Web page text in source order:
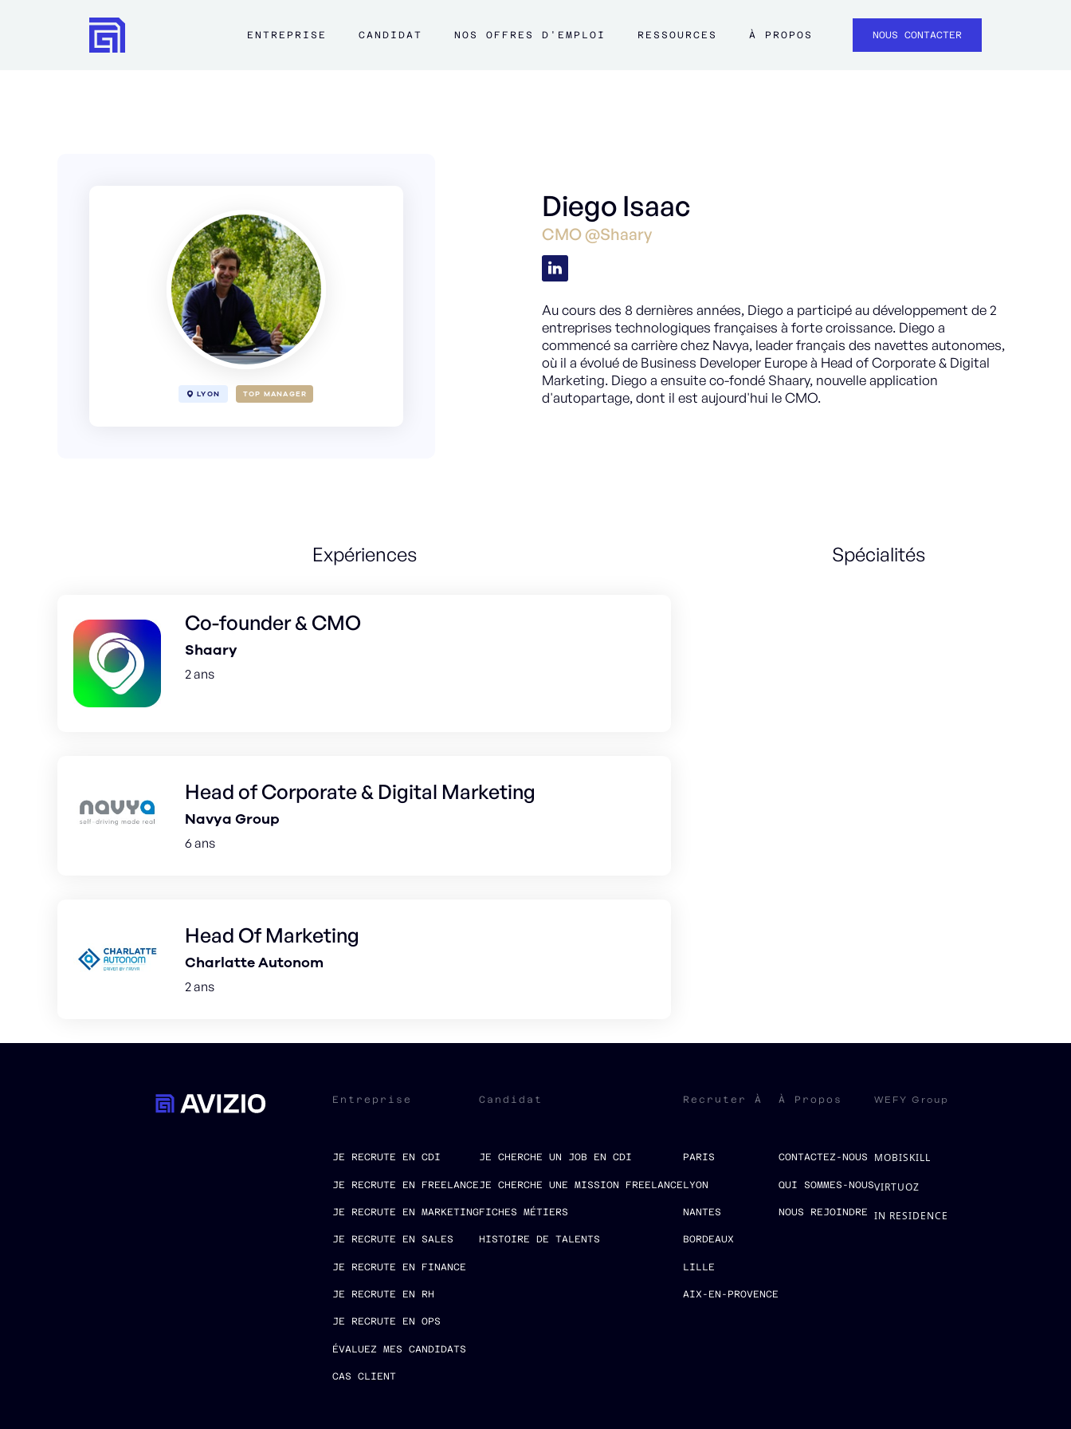
ENTREPRISE CANDIDAT NOS OFFRES D'EMPLOI RESSOURCES À PROPOS NOUS CONTACTER
LYON TOP MANAGER
Diego Isaac
CMO @Shaary
Au cours des 8 dernières années, Diego a participé au développement de 2
entreprises technologiques françaises à forte croissance. Diego a
commencé sa carrière chez Navya, leader français des navettes autonomes,
où il a évolué de Business Developer Europe à Head of Corporate & Digital
Marketing. Diego a ensuite co-fondé Shaary, nouvelle application
d'autopartage, dont il est aujourd'hui le CMO.
Expériences
Co-founder & CMO
Shaary
2 ans
Head of Corporate & Digital Marketing
Navya Group
6 ans
Head Of Marketing
Charlatte Autonom
2 ans
Spécialités
Entreprise
JE RECRUTE EN CDI
JE RECRUTE EN FREELANCE
JE RECRUTE EN MARKETING
JE RECRUTE EN SALES
JE RECRUTE EN FINANCE
JE RECRUTE EN RH
JE RECRUTE EN OPS
ÉVALUEZ MES CANDIDATS
CAS CLIENT
Candidat
JE CHERCHE UN JOB EN CDI
JE CHERCHE UNE MISSION FREELANCE
FICHES MÉTIERS
HISTOIRE DE TALENTS
Recruter À
PARIS
LYON
NANTES
BORDEAUX
LILLE
AIX-EN-PROVENCE
À Propos
CONTACTEZ-NOUS
QUI SOMMES-NOUS
NOUS REJOINDRE
WEFY Group
MOBISKILL
VIRTUOZ
IN RESIDENCE